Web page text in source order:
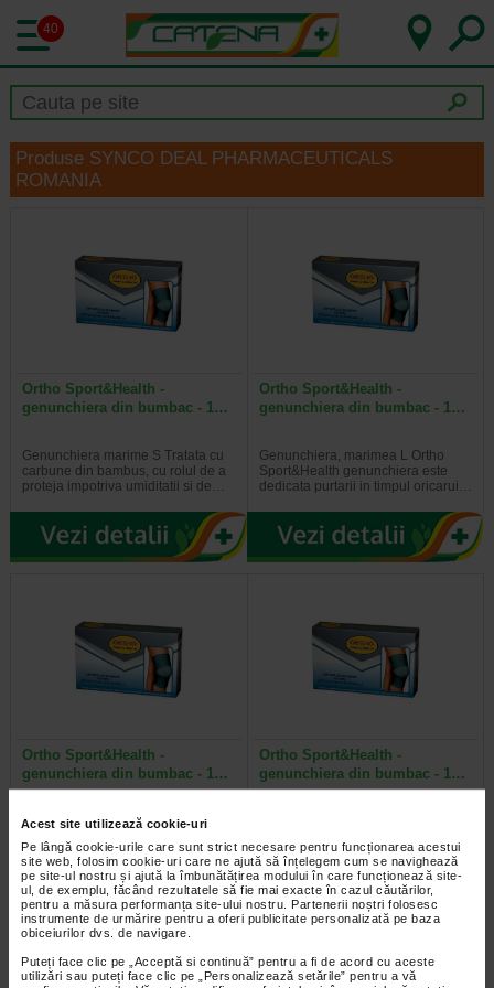
Acest site utilizează cookie-uri
Pe lângă cookie-urile care sunt strict necesare pentru funcționarea acestui
site web, folosim cookie-uri care ne ajută să înțelegem cum se navighează
pe site-ul nostru și ajută la îmbunătățirea modului în care funcționează site-
ul, de exemplu, făcând rezultatele să fie mai exacte în cazul căutărilor,
pentru a măsura performanța site-ului nostru. Partenerii noștri folosesc
instrumente de urmărire pentru a oferi publicitate personalizată pe baza
obiceiurilor dvs. de navigare.
Puteți face clic pe „Acceptă si continuă” pentru a fi de acord cu aceste
utilizări sau puteți face clic pe „Personalizează setările” pentru a vă
40
Produse SYNCO DEAL PHARMACEUTICALS
ROMANIA
Ortho Sport&Health -
genunchiera din bumbac - 1…
Genunchiera marime S Tratata cu
carbune din bambus, cu rolul de a
proteja impotriva umiditatii si de…
Ortho Sport&Health -
genunchiera din bumbac - 1…
Genunchiera, marimea L Ortho
Sport&Health genunchiera este
dedicata purtarii in timpul oricarui…
Ortho Sport&Health -
genunchiera din bumbac - 1…
Genunchiera, marimea XL Ortho
dedicata purtarii in timpul oricarui…
Ortho Sport&Health -
genunchiera din bumbac - 1…
carbune din bambus pentru…